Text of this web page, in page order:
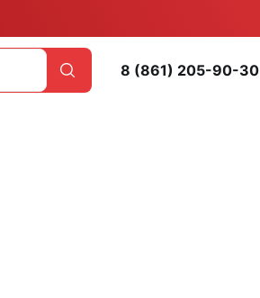
8 (861) 205-90-30